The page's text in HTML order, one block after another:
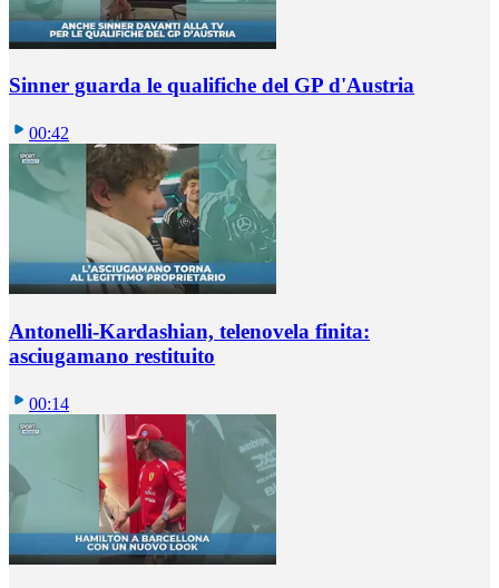
Sinner guarda le qualifiche del GP d'Austria
00:42
Antonelli-Kardashian, telenovela finita:
asciugamano restituito
00:14